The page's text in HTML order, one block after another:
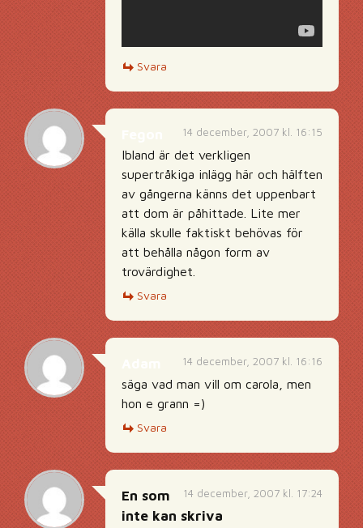
Svara
14 december, 2007 kl. 16:15
Ibland är det verkligen
supertråkiga inlägg här och hälften
av gångerna känns det uppenbart
att dom är påhittade. Lite mer
källa skulle faktiskt behövas för
att behålla någon form av
trovärdighet.
Svara
14 december, 2007 kl. 16:16
säga vad man vill om carola, men
hon e grann =)
Svara
14 december, 2007 kl. 17:24
En som
inte kan skriva